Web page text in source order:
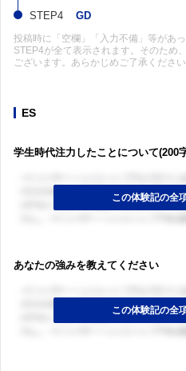
GD
投稿時に「空欄」「入力不備」等があ
STEP4が全て表示されます。そのため
ございます。あらかじめご了承ください
ES
学生時代注力したことについて(200
あなたの強みを教えてください